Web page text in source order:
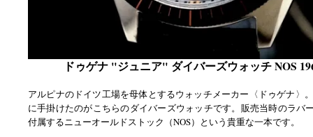
ドゥゲナ "ジュニア" ダイバーズウォッチ NOS
アルピナのドイツ工場を母体とするウォッチメーカー〈ドゥゲナ〉
に手掛けたのがこちらのダイバーズウォッチです。販売当時のラバ
付属するニューオールドストック（NOS）という貴重な一本です。